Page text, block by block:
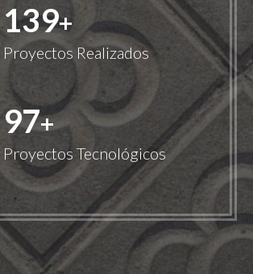
149+
Proyectos Realizados
100+
Proyectos Tecnológicos